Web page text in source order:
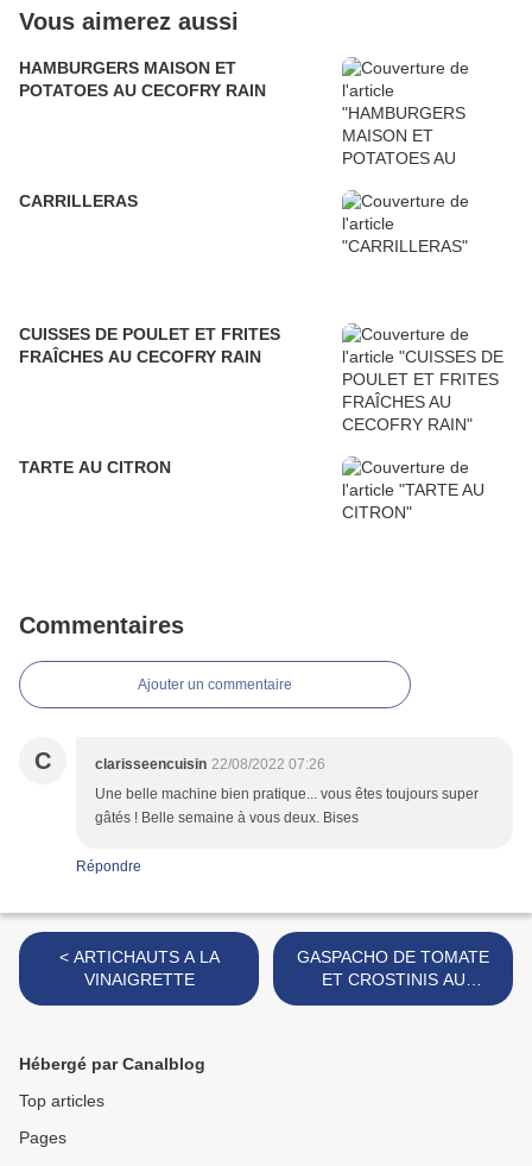
Vous aimerez aussi
HAMBURGERS MAISON ET
POTATOES AU CECOFRY RAIN
CARRILLERAS
CUISSES DE POULET ET FRITES
FRAÎCHES AU CECOFRY RAIN
TARTE AU CITRON
Commentaires
Ajouter un commentaire
C clarisseencuisin 22/08/2022 07:26
Une belle machine bien pratique... vous êtes toujours super
gâtés ! Belle semaine à vous deux. Bises
Répondre
< ARTICHAUTS A LA
VINAIGRETTE
GASPACHO DE TOMATE
ET CROSTINIS AU
CHORIZO >
Hébergé par Canalblog
Top articles
Pages